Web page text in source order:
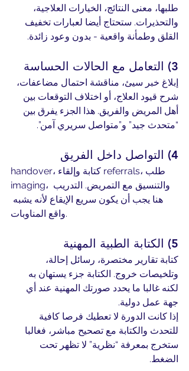
طلبها، معنى النتائج، الخيارات العلاجية،
والتحذيرات. ستحتاج أيضا لعبارات تخفيف
القلق وطمأنة واقعية - بدون وعود زائدة.
3) التعامل مع الحالات الحساسة
إبلاغ خبر سيئ، مناقشة احتمال مضاعفات،
شرح قيود العلاج، أو اختلاف التوقعات بين
أهل المريض والفريق. هذا الجزء يفرق بين
“متحدث جيد” و”متواصل سريري آمن”.
4) التواصل داخل الفريق
handover، كتابة وإلقاء referrals، طلب
imaging، والتنسيق مع التمريض. التدريب
هنا يجب أن يكون سريع الإيقاع لأنه يشبه
واقع المناوبات.
5) الكتابة الطبية المهنية
كتابة تقارير مختصرة، رسائل إحالة،
وتلخيصات خروج. الكتابة جزء يستهان به
لكنه غالبا ما يحدد صورتك المهنية عند أي
جهة عمل دولية.
إذا كانت الدورة لا تعطيك فرصا كافية
للتحدث والكتابة مع تصحيح مباشر، فغالبا
ستخرج بمعرفة “نظرية” لا تظهر تحت
الضغط.